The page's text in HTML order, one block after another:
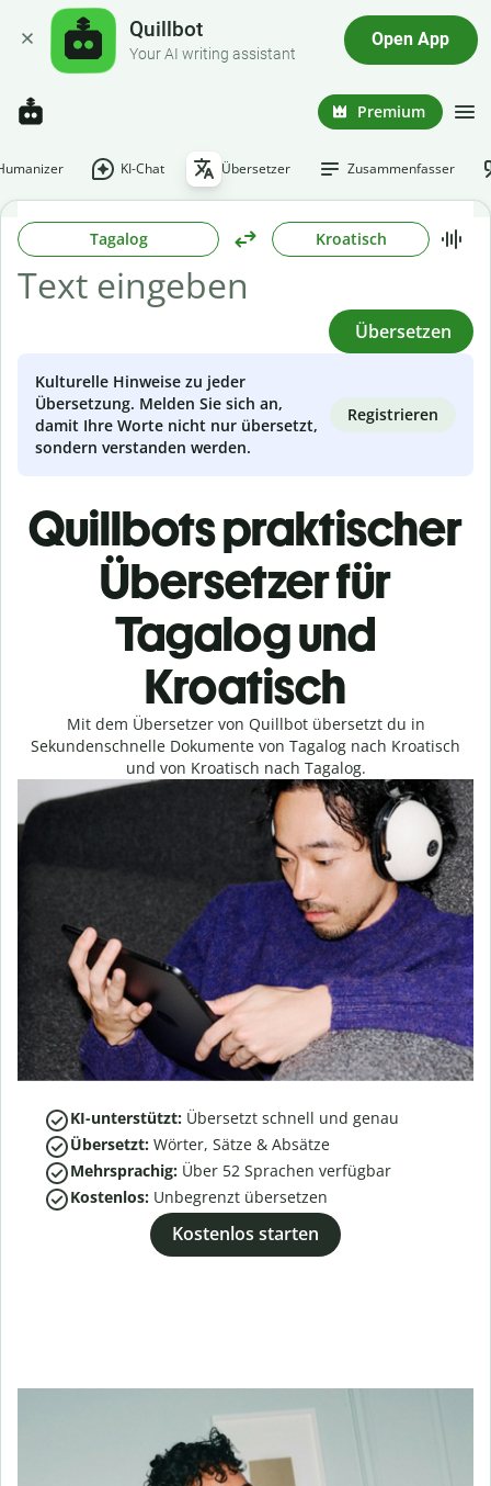
Quillbot
Your AI writing assistant
Open App
Premium
KI-Chat Übersetzer Zusammenfasser
Tagalog Kroatisch
Übersetzen
Kulturelle Hinweise zu jeder
Übersetzung. Melden Sie sich an,
damit Ihre Worte nicht nur übersetzt,
sondern verstanden werden.
Registrieren
Quillbots praktischer
Übersetzer für
Tagalog und
Kroatisch
Mit dem Übersetzer von Quillbot übersetzt du in
Sekundenschnelle Dokumente von Tagalog nach Kroatisch
und von Kroatisch nach Tagalog.
KI-unterstützt: Übersetzt schnell und genau
Übersetzt: Wörter, Sätze & Absätze
Mehrsprachig: Über 52 Sprachen verfügbar
Kostenlos: Unbegrenzt übersetzen
Kostenlos starten